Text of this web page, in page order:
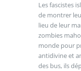
Les fascistes
de montrer
lieu de leur
zombies
monde pour
antidivine et
des bus, ils